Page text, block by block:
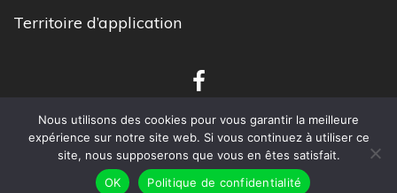
Territoire d’application
Tous droits réservés TRGIRT Outaouais.
Nous utilisons des cookies pour vous garantir la meilleure
expérience sur notre site web. Si vous continuez à utiliser ce
site, nous supposerons que vous en êtes satisfait.
OK
Politique de confidentialité